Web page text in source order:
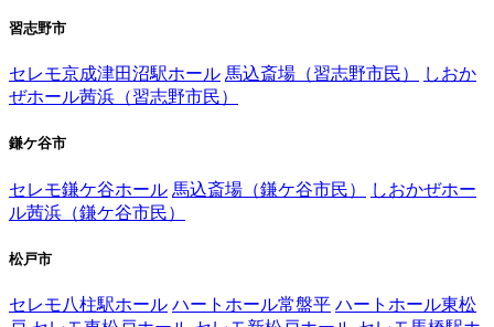
習志野市
セレモ京成津田沼駅ホール 馬込斎場（習志野市民）
しおか
ぜホール茜浜（習志野市民）
鎌ケ谷市
セレモ鎌ケ谷ホール 馬込斎場（鎌ケ谷市民）
しおかぜホー
ル茜浜（鎌ケ谷市民）
松戸市
セレモ八柱駅ホール ハートホール常盤平 ハートホール東松